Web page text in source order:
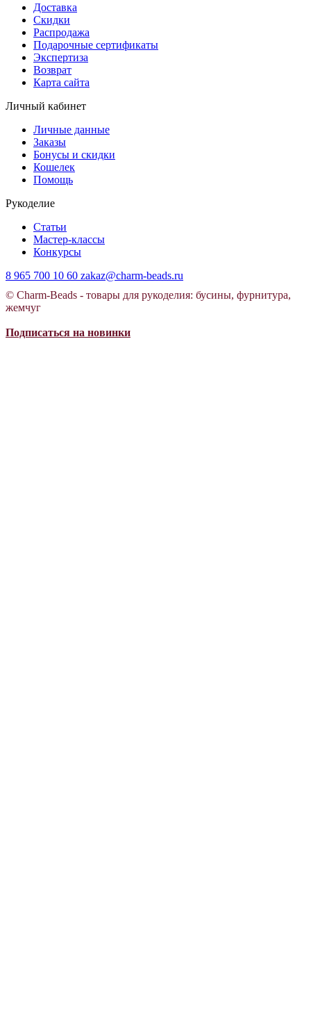
Доставка
Скидки
Распродажа
Подарочные сертификаты
Экспертиза
Возврат
Карта сайта
Личный кабинет
Личные данные
Заказы
Бонусы и скидки
Кошелек
Помощь
Рукоделие
Статьи
Мастер-классы
Конкурсы
8 965 700 10 60 zakaz@charm-beads.ru
© Charm-Beads - товары для рукоделия: бусины, фурнитура,
жемчуг
Подписаться на новинки